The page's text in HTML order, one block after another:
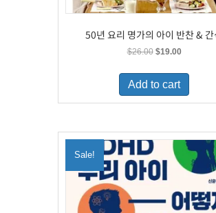
50년 요리 명가의 아이 반찬 & 간
$26.00 Original
was:
$26.00.
$19.00Current
is:
$19.00.
Add to cart
Sale!